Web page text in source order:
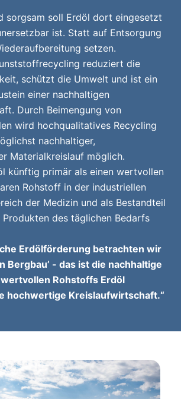
sorgsam soll Erdöl dort eingesetzt
ist. Statt auf Entsorgung
setzen.
reduziert die
schützt die Umwelt und ist ein
einer nachhaltigen
Durch Beimengung von
wird hochqualitatives Recycling
nachhaltiger,
Materialkreislauf möglich.
künftig primär als einen wertvollen
Rohstoff in der industriellen
der Medizin und als Bestandteil
des täglichen Bedarfs
Erdölförderung betrachten wir
Bergbau’ - das ist die nachhaltige
Rohstoffs Erdöl
hochwertige Kreislaufwirtschaft.“